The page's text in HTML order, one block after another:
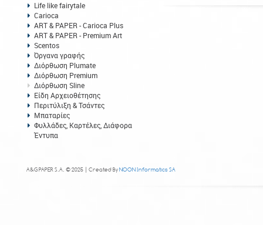
Life like fairytale
Carioca
ART & PAPER - Carioca Plus
ART & PAPER - Premium Art
Scentos
Όργανα γραφής
Διόρθωση Plumate
Διόρθωση Premium
Διόρθωση Sline
Είδη Αρχειοθέτησης
Περιτύλιξη & Τσάντες
Μπαταρίες
Φυλλάδες, Καρτέλες, Διάφορα
Έντυπα
A&G PAPER S.A. © 2025 | Created ByNOON Informatics SA